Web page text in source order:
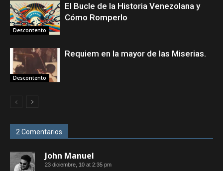
Descontento
El Bucle de la Historia Venezolana y
Cómo Romperlo
Descontento
Requiem en la mayor de las Miserias.
2 Comentarios
John Manuel
23 diciembre, 10 at 2:35 pm